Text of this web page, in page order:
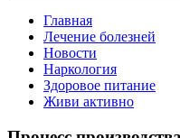
Главная
Лечение болезней
Новости
Наркология
Здоровое питание
Живи активно